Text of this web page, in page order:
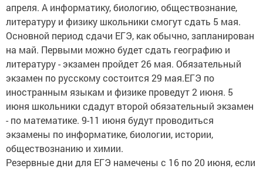
апреля. А информатику, биологию, обществознание,
литературу и физику школьники смогут сдать 5 мая.
Основной период сдачи ЕГЭ, как обычно, запланирован
на май. Первыми можно будет сдать географию и
литературу - экзамен пройдет 26 мая. Обязательный
экзамен по русскому состоится 29 мая.ЕГЭ по
иностранным языкам и физике проведут 2 июня. 5
июня школьники сдадут второй обязательный экзамен
- по математике. 9-11 июня будут проводиться
экзамены по информатике, биологии, истории,
обществознанию и химии.
Резервные дни для ЕГЭ намечены с 16 по 20 июня, если